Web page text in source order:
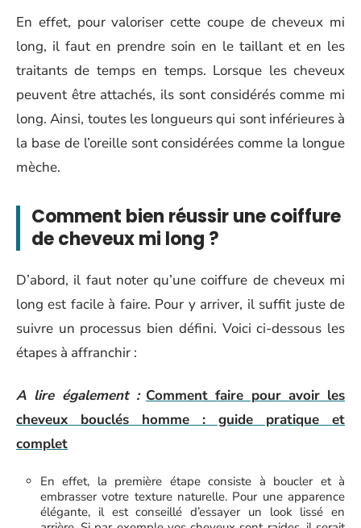
En effet, pour valoriser cette coupe de cheveux mi
long, il faut en prendre soin en le taillant et en les
traitants de temps en temps. Lorsque les cheveux
peuvent être attachés, ils sont considérés comme mi
long. Ainsi, toutes les longueurs qui sont inférieures à
la base de l’oreille sont considérées comme la longue
mèche.
Comment bien réussir une coiffure
de cheveux mi long ?
D’abord, il faut noter qu’une coiffure de cheveux mi
long est facile à faire. Pour y arriver, il suffit juste de
suivre un processus bien défini. Voici ci-dessous les
étapes à affranchir :
A lire également : Comment faire pour avoir les
cheveux bouclés homme : guide pratique et
complet
En effet, la première étape consiste à boucler et à
embrasser votre texture naturelle. Pour une apparence
élégante, il est conseillé d’essayer un look lissé en